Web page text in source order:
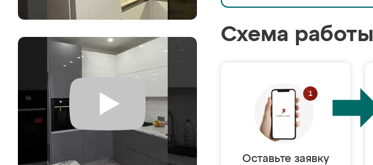
Схема работы
Оставьте заявку